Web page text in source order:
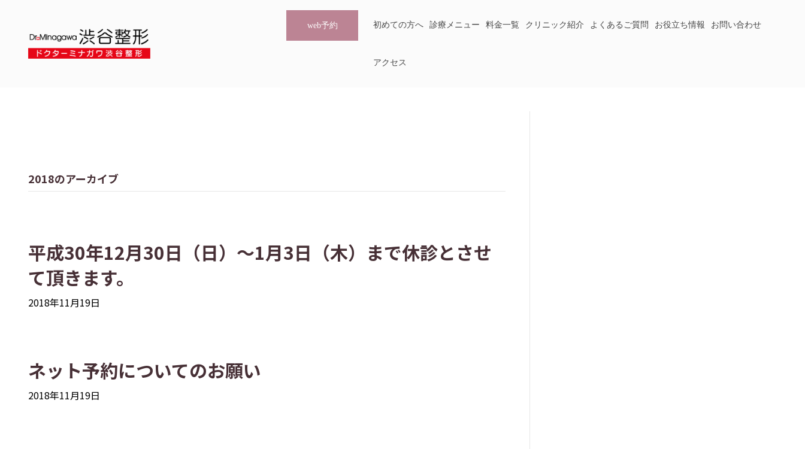
web予約 初めての方へ 診療メニュー 料金一覧 クリニック紹介 よくあるご質問 お役立ち情報 お問い合わせ
アクセス
2018のアーカイブ
平成30年12月30日（日）～1月3日（木）まで休診とさせ
て頂きます。
2018年11月19日
ネット予約についてのお願い
2018年11月19日